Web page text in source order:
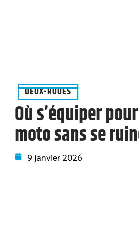
DEUX-ROUES
Où s’équiper
moto sans se
9 janvier 2026